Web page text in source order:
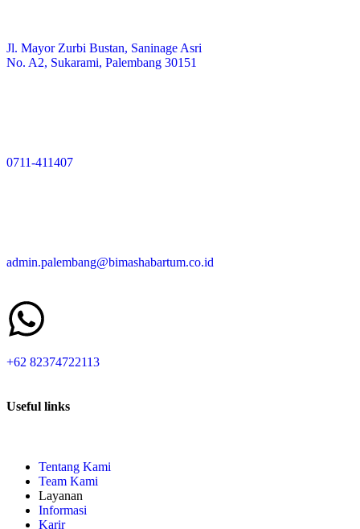
Jl. Mayor Zurbi Bustan, Saninage Asri
No. A2, Sukarami, Palembang 30151
0711-411407
admin.palembang@bimashabartum.co.id
+62 82374722113
Useful links
Tentang Kami
Team Kami
Layanan
Informasi
Karir